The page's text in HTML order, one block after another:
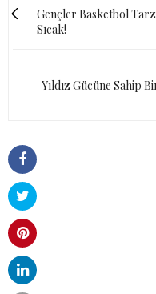
Gençler Basketbol
Sıcak!
Yıldız Gücüne Sahip